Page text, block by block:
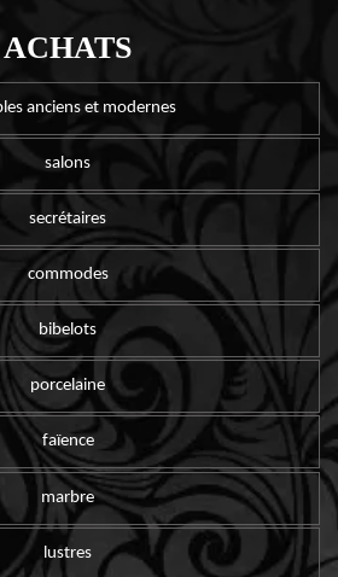
ACHATS
anciens et modernes
salons
secrétaires
commodes
bibelots
porcelaine
faïence
marbre
lustres